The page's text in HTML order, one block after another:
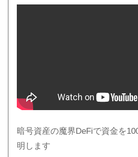
暗号資産の魔界DeFiで資金を
明します